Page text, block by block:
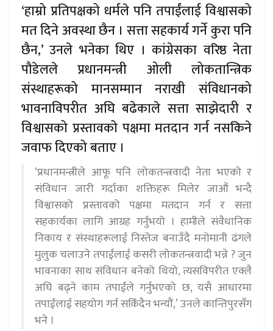
‘हाम्रो प्रतिपक्षको धर्मले पनि तपाईंलाई विश्वासको
मत दिने अवस्था छैन । सत्ता सहकार्य गर्ने कुरा पनि
छैन,’ उनले भनेका थिए । कांग्रेसका वरिष्ठ नेता
पौडेलले प्रधानमन्त्री ओली लोकतान्त्रिक
संस्थाहरूको मानसम्मान नराखी संविधानको
भावनाविपरीत अघि बढेकाले सत्ता साझेदारी र
विश्वासको प्रस्तावको पक्षमा मतदान गर्न नसकिने
जवाफ दिएको बताए ।
‘प्रधानमन्त्रीले आफू पनि लोकतन्त्रवादी नेता भएको र
संविधान जारी गर्दाका शक्तिहरू मिलेर जाऔं भन्दै
विश्वासको प्रस्तावको पक्षमा मतदान गर्न र सत्ता
सहकार्यका लागि आग्रह गर्नुभयो । हामीले संवैधानिक
निकाय र संस्थाहरूलाई निस्तेज बनाउँदै मनोमानी ढंगले
मुलुक चलाउने तपाईंलाई कसरी लोकतन्त्रवादी भन्ने ? जुन
भावनाका साथ संविधान बनेको थियो, त्यसविपरीत एक्लै
अघि बढ्ने काम तपाईंले गर्नुभएको छ, यसै आधारमा
तपाईंलाई सहयोग गर्न सकिँदैन भन्यौं,’ उनले कान्तिपुरसँग
भने ।